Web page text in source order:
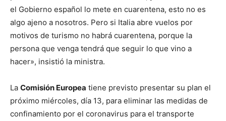
el Gobierno español lo mete en cuarentena, esto no es
algo ajeno a nosotros. Pero si Italia abre vuelos por
motivos de turismo no habrá cuarentena, porque la
persona que venga tendrá que seguir lo que vino a
hacer», insistió la ministra.
La Comisión Europea tiene previsto presentar su plan el
próximo miércoles, día 13, para eliminar las medidas de
confinamiento por el coronavirus para el transporte